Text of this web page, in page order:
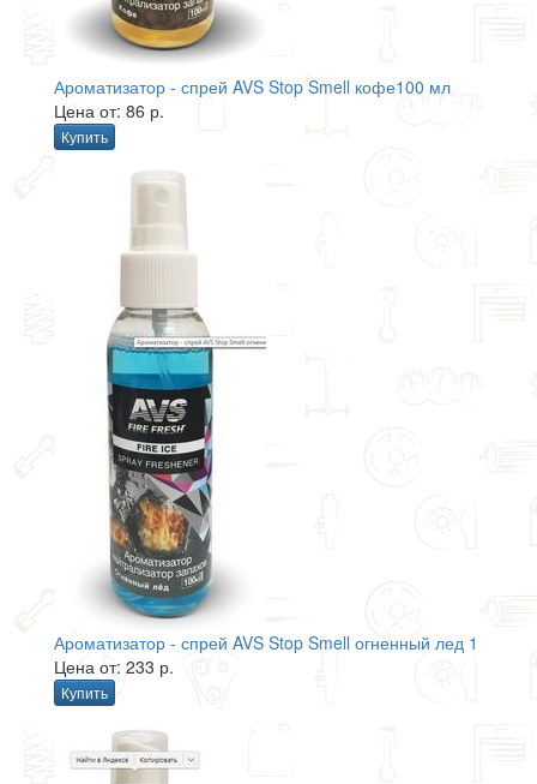
Ароматизатор - спрей AVS Stop Smell кофе100 мл
Цена от: 86 р.
Купить
Ароматизатор - спрей AVS Stop Smell огненный лед 1
Цена от: 233 р.
Купить